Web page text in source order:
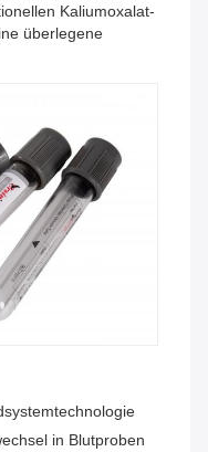
Kaliumoxalat-
überlegene
in Blutproben